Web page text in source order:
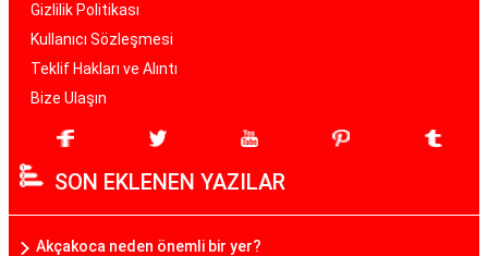
Gizlilik Politikası
Kullanıcı Sözleşmesi
Teklif Hakları ve Alıntı
Bize Ulaşın
SON EKLENEN YAZILAR
Akçakoca neden önemli bir yer?